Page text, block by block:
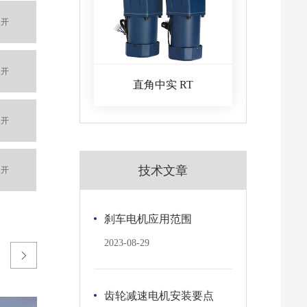

直角中实 RT
技术文章
刹车电机应用范围
2023-08-29
齿轮减速电机安装要点